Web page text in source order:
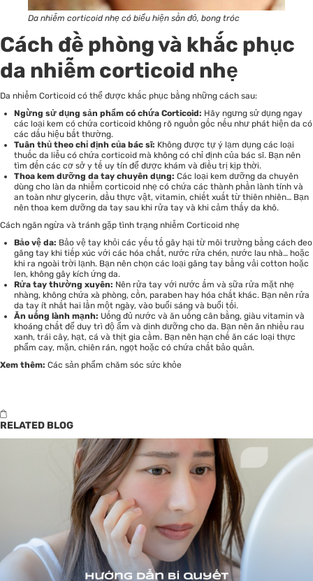
Da nhiễm corticoid nhẹ có biểu hiện sần đỏ, bong tróc
Cách đề phòng và khắc phục
da nhiễm corticoid nhẹ
Da nhiễm Corticoid có thể được khắc phục bằng những cách sau:
Ngừng sử dụng sản phẩm có chứa Corticoid: Hãy ngưng sử dụng ngay
các loại kem có chứa corticoid không rõ nguồn gốc nếu như phát hiện da có
các dấu hiệu bất thường.
Tuân thủ theo chỉ định của bác sĩ: Không được tự ý lạm dụng các loại
thuốc da liễu có chứa corticoid mà không có chỉ định của bác sĩ. Bạn nên
tìm đến các cơ sở y tế uy tín để được khám và điều trị kịp thời.
Thoa kem dưỡng da tay chuyên dụng: Các loại kem dưỡng da chuyên
dùng cho làn da nhiễm corticoid nhẹ có chứa các thành phần lành tính và
an toàn như glycerin, dầu thực vật, vitamin, chiết xuất từ thiên nhiên… Bạn
nên thoa kem dưỡng da tay sau khi rửa tay và khi cảm thấy da khô.
Cách ngăn ngừa và tránh gặp tình trạng nhiễm Corticoid nhẹ
Bảo vệ da: Bảo vệ tay khỏi các yếu tố gây hại từ môi trường bằng cách đeo
găng tay khi tiếp xúc với các hóa chất, nước rửa chén, nước lau nhà… hoặc
khi ra ngoài trời lạnh. Bạn nên chọn các loại găng tay bằng vải cotton hoặc
len, không gây kích ứng da.
Rửa tay thường xuyên: Nên rửa tay với nước ấm và sữa rửa mặt nhẹ
nhàng, không chứa xà phòng, cồn, paraben hay hóa chất khác. Bạn nên rửa
da tay ít nhất hai lần một ngày, vào buổi sáng và buổi tối.
Ăn uống lành mạnh: Uống đủ nước và ăn uống cân bằng, giàu vitamin và
khoáng chất để duy trì độ ẩm và dinh dưỡng cho da. Bạn nên ăn nhiều rau
xanh, trái cây, hạt, cá và thịt gia cầm. Bạn nên hạn chế ăn các loại thực
phẩm cay, mặn, chiên rán, ngọt hoặc có chứa chất bảo quản.
Xem thêm: Các sản phẩm chăm sóc sức khỏe
RELATED BLOG